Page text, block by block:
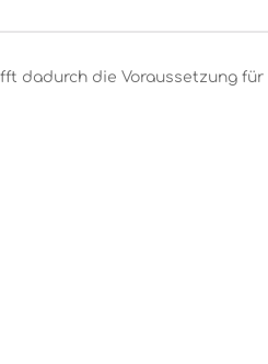
dadurch die Voraussetzung